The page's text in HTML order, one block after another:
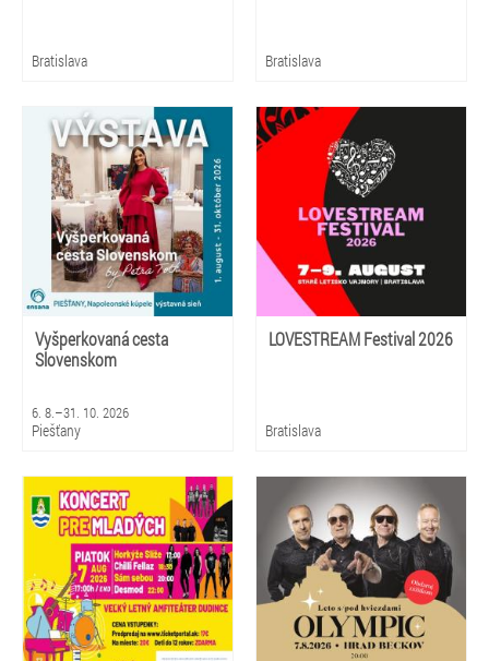
Bratislava Bratislava
Vyšperkovaná cesta
Slovenskom
6. 8.–31. 10. 2026
Piešťany
LOVESTREAM Festival 2026
Bratislava